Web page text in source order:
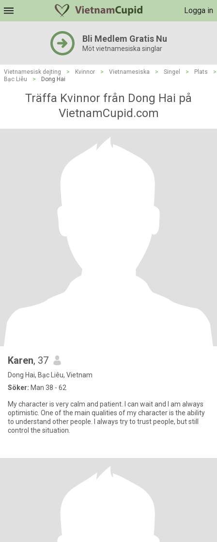
Logga in
Bli Medlem Gratis Nu
Möt vietnamesiska singlar
Vietnamesisk dejting > Kvinnor > Vietnamesiska > Singel > Plats
>
Bạc Liêu
> Dong Hai
Träffa Kvinnor från Dong Hai på
VietnamCupid.com
Karen, 37
Dong Hai, Bạc Liêu, Vietnam
Söker: Man 38 - 62
My character is very calm and patient. I can wait and I am always
optimistic. One of the main qualities of my character is the ability
to understand other people. I always try to trust people, but still
control the situation.